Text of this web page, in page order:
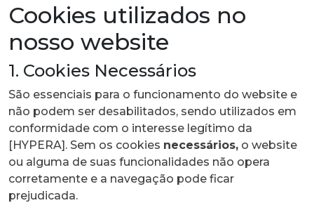
Cookies utilizados no
nosso website
1. Cookies Necessários
São essenciais para o funcionamento do website e
não podem ser desabilitados, sendo utilizados em
conformidade com o interesse legítimo da
[HYPERA]. Sem os cookies necessários, o website
ou alguma de suas funcionalidades não opera
corretamente e a navegação pode ficar
prejudicada.